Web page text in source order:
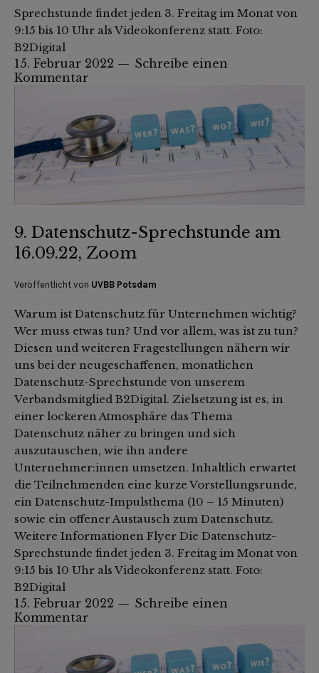
Sprechstunde findet jeden 3. Freitag im Monat von
9:15 bis 10 Uhr als Videokonferenz statt. Foto:
B2Digital
15. Februar 2022
Schreibe einen
Kommentar
9. Datenschutz-Sprechstunde am
16.09.22, Zoom
Veröffentlicht von UVBB Potsdam
Warum ist Datenschutz für Unternehmen wichtig?
Wer muss etwas tun? Und vor allem, was ist zu tun?
Diesen und weiteren Fragestellungen nähern wir
uns bei der neugeschaffenen, monatlichen
Datenschutz-Sprechstunde von unserem
Verbandsmitglied B2Digital. Zielsetzung ist es, in
einer lockeren Atmosphäre das Thema
Datenschutz näher zu bringen und sich
auszutauschen, wie ihn andere
Unternehmer:innen umsetzen. Inhaltlich erwartet
die Teilnehmenden eine kurze Vorstellungsrunde,
ein Datenschutz-Impulsthema (10 – 15 Minuten)
sowie ein offener Austausch zum Datenschutz.
Weitere Informationen Flyer Die Datenschutz-
Sprechstunde findet jeden 3. Freitag im Monat von
9:15 bis 10 Uhr als Videokonferenz statt. Foto:
B2Digital
15. Februar 2022
Schreibe einen
Kommentar